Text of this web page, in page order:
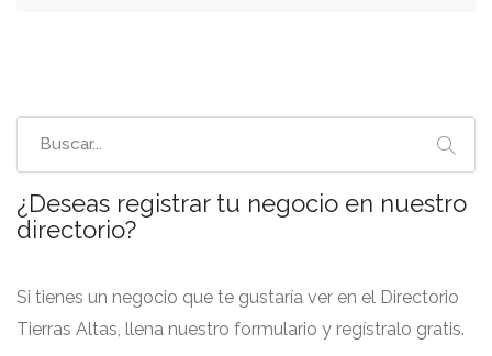
¿Deseas registrar tu negocio en nuestro
directorio?
Si tienes un negocio que te gustaría ver en el Directorio
Tierras Altas, llena nuestro formulario y regístralo gratis.